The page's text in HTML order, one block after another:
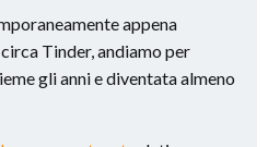
appena
Tinder, andiamo per
gli anni e diventata almeno